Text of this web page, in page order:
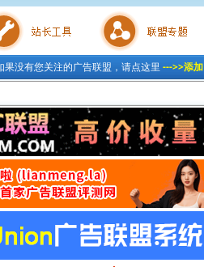
联盟专题
没有您关注的广告联盟，请点这里 --->>添加